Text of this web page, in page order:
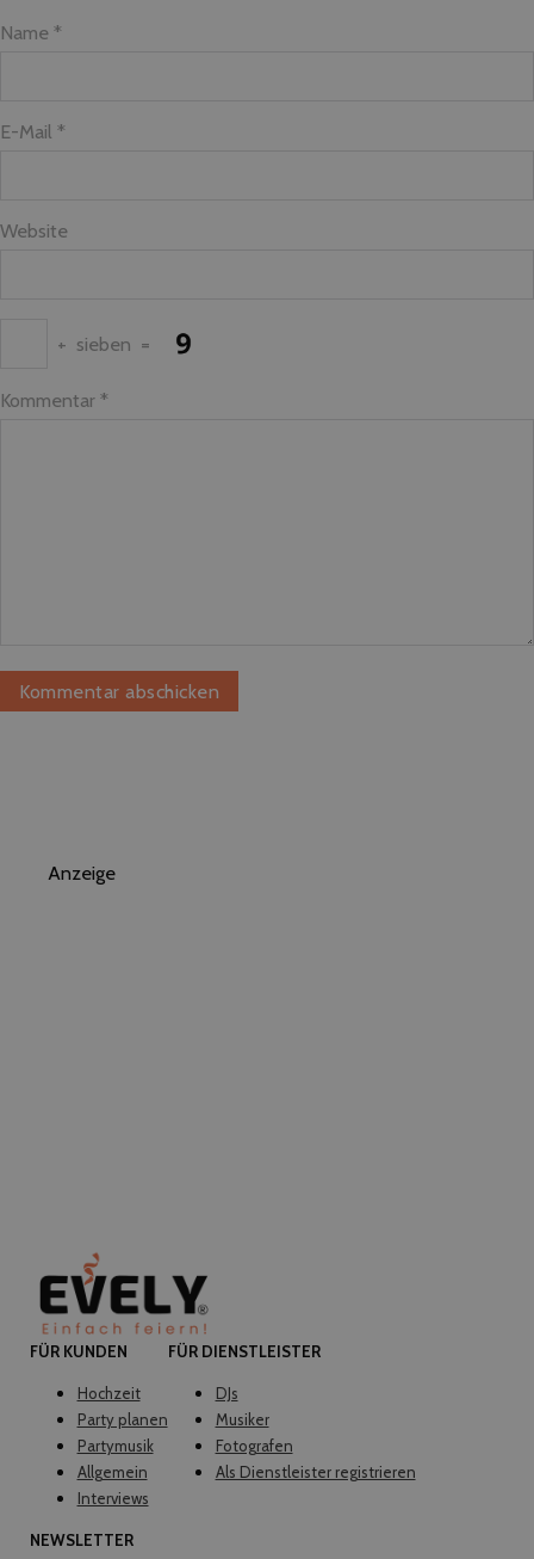
Name *
E-Mail *
Website
+ sieben =
Kommentar *
Anzeige
FÜR KUNDEN
Hochzeit
Party planen
Partymusik
Allgemein
Interviews
FÜR DIENSTLEISTER
DJs
Musiker
Fotografen
Als Dienstleister registrieren
NEWSLETTER